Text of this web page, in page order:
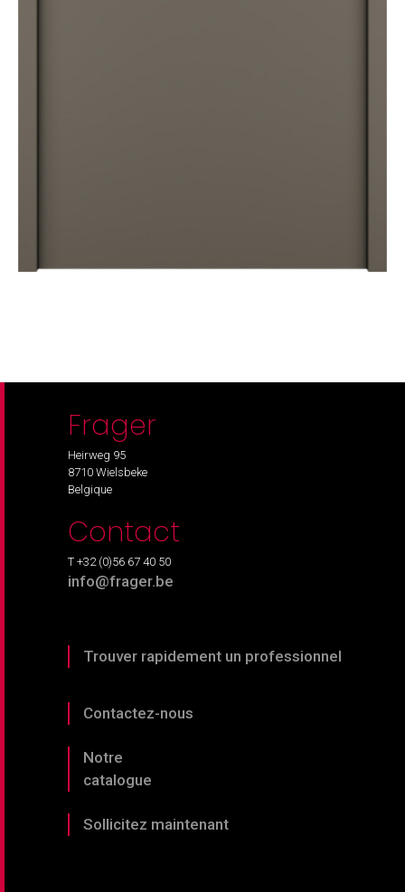
Frager
Heirweg 95
8710 Wielsbeke
Belgique
Contact
T +32 (0)56 67 40 50
info@frager.be
Trouver rapidement un professionnel
Contactez-nous
Notre
catalogue
Sollicitez maintenant